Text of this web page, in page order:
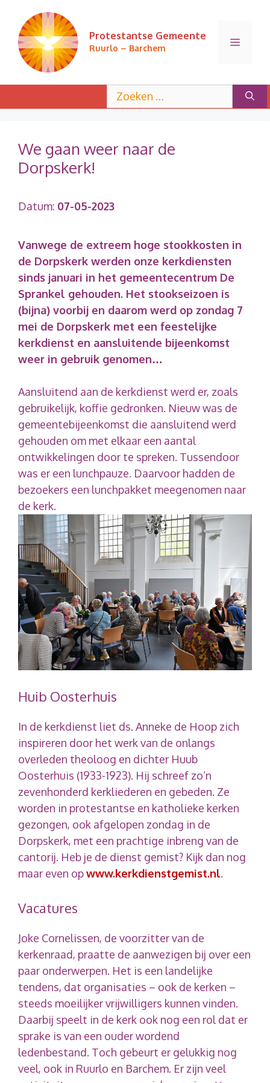
inhoud
Protestantse Gemeente
Ruurlo – Barchem
Menu
naar:
We gaan weer naar de
Dorpskerk!
Datum: 07-05-2023
Vanwege de extreem hoge stookkosten in
de Dorpskerk werden onze kerkdiensten
sinds januari in het gemeentecentrum De
Sprankel gehouden. Het stookseizoen is
(bijna) voorbij en daarom werd op zondag 7
mei de Dorpskerk met een feestelijke
kerkdienst en aansluitende bijeenkomst
weer in gebruik genomen…
Aansluitend aan de kerkdienst werd er, zoals
gebruikelijk, koffie gedronken. Nieuw was de
gemeentebijeenkomst die aansluitend werd
gehouden om met elkaar een aantal
ontwikkelingen door te spreken. Tussendoor
was er een lunchpauze. Daarvoor hadden de
bezoekers een lunchpakket meegenomen naar
de kerk.
Huib Oosterhuis
In de kerkdienst liet ds. Anneke de Hoop zich
inspireren door het werk van de onlangs
overleden theoloog en dichter Huub
Oosterhuis (1933-1923). Hij schreef zo’n
zevenhonderd kerkliederen en gebeden. Ze
worden in protestantse en katholieke kerken
gezongen, ook afgelopen zondag in de
Dorpskerk, met een prachtige inbreng van de
cantorij. Heb je de dienst gemist? Kijk dan nog
maar even opwww.kerkdienstgemist.nl.
Vacatures
Joke Cornelissen, de voorzitter van de
kerkenraad, praatte de aanwezigen bij over een
paar onderwerpen. Het is een landelijke
tendens, dat organisaties – ook de kerken –
steeds moeilijker vrijwilligers kunnen vinden.
Daarbij speelt in de kerk ook nog een rol dat er
sprake is van een ouder wordend
ledenbestand. Toch gebeurt er gelukkig nog
veel, ook in Ruurlo en Barchem. Er zijn veel